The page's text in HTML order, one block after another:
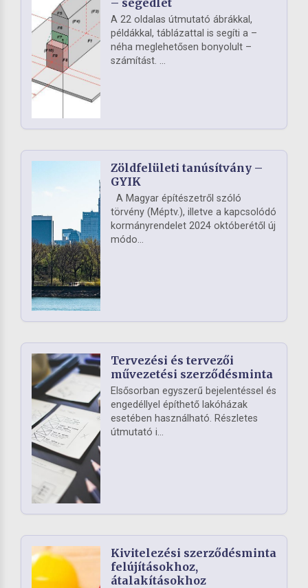
A 22 oldalas útmutató ábrákkal,
példákkal, táblázattal is segíti a –
néha meglehetősen bonyolult –
számítást. ...
Zöldfelületi tanúsítvány –
GYIK
A Magyar építészetről szóló
törvény (Méptv.), illetve a kapcsolódó
kormányrendelet 2024 októberétől új
módo...
Tervezési és tervezői
művezetési szerződésminta
Elsősorban egyszerű bejelentéssel és
engedéllyel építhető lakóházak
esetében használható. Részletes
útmutató i...
Kivitelezési szerződésminta
felújításokhoz,
átalakításokhoz